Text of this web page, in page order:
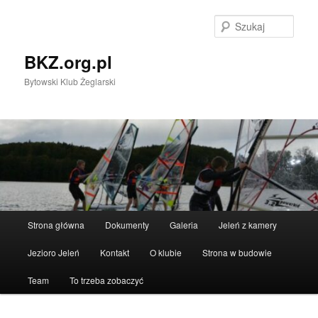
BKZ.org.pl
Bytowski Klub Żeglarski
Strona główna Dokumenty Galeria Jeleń z kamery
Jezioro Jeleń Kontakt O klubie Strona w budowie
Team To trzeba zobaczyć